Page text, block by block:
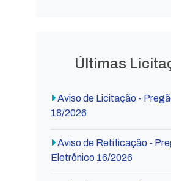
Últimas
Aviso de Licitação -
18/2026
Aviso de Retificação -
Eletrônico 16/2026